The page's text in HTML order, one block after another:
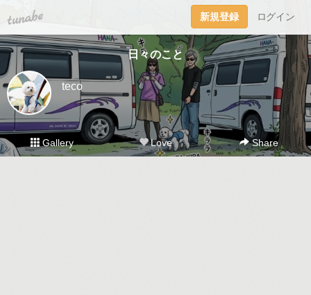
tuna.be 新規登録 ログイン
日々のこと
teco
Gallery Love Share